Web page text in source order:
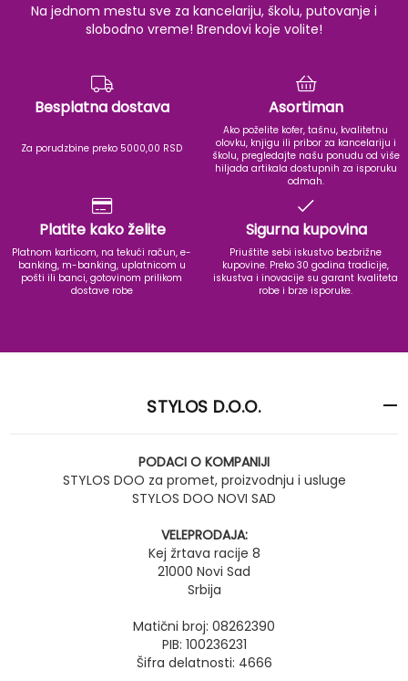
Na jednom mestu sve za kancelariju, školu, putovanje i
slobodno vreme! Brendovi koje volite!
Besplatna dostava
Za porudzbine preko 5000,00 RSD
Asortiman
Ako poželite kofer, tašnu, kvalitetnu
olovku, knjigu ili pribor za kancelariju i
školu, pregledajte našu ponudu od više
hiljada artikala dostupnih za isporuku
odmah.
Platite kako želite
Platnom karticom, na tekući račun, e-
banking, m-banking, uplatnicom u
pošti ili banci, gotovinom prilikom
dostave robe
Sigurna kupovina
Priuštite sebi iskustvo bezbrižne
kupovine. Preko 30 godina tradicije,
iskustva i inovacije su garant kvaliteta
robe i brze isporuke.
STYLOS D.O.O.
PODACI O KOMPANIJI
STYLOS DOO za promet, proizvodnju i usluge
STYLOS DOO NOVI SAD
VELEPRODAJA:
Kej žrtava racije 8
21000 Novi Sad
Srbija
Matični broj: 08262390
PIB: 100236231
Šifra delatnosti: 4666